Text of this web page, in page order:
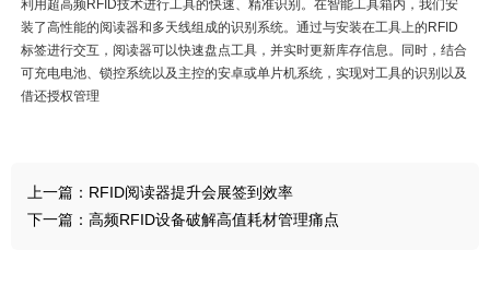
利用超高频RFID技术进行工具的快速、精准识别。在智能工具箱内，我们安
装了高性能的阅读器和多天线组成的识别系统。通过与安装在工具上的RFID
标签进行交互，阅读器可以快速盘点工具，并实时更新库存信息。同时，结合
可充电电池、锁控系统以及主控的安卓或单片机系统，实现对工具的识别以及
借还授权管理
上一篇： RFID阅读器提升会展签到效率
下一篇： 高频RFID设备破解高值耗材管理痛点